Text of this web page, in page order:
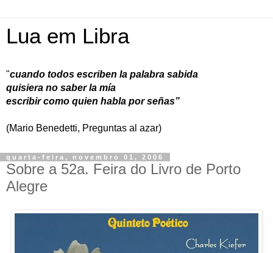
Lua em Libra
"cuando todos escriben la palabra sabida
quisiera no saber la mía
escribir como quien habla por señas”
(Mario Benedetti, Preguntas al azar)
quarta-feira, novembro 01, 2006
Sobre a 52a. Feira do Livro de Porto
Alegre